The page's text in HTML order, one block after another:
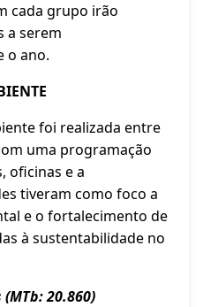
cada grupo irão
a serem
o ano.
foi realizada entre
uma programação
oficinas e a
tiveram como foco a
e o fortalecimento de
à sustentabilidade no
20.860)